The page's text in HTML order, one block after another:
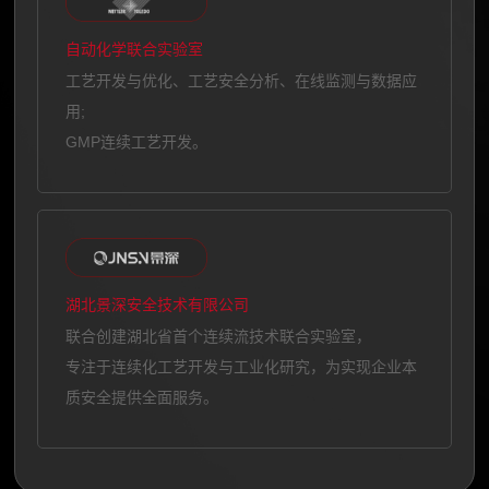
自动化学联合实验室
工艺开发与优化、工艺安全分析、在线监测与数据应
用;
GMP连续工艺开发。
湖北景深安全技术有限公司
联合创建湖北省首个连续流技术联合实验室，
专注于连续化工艺开发与工业化研究，为实现企业本
质安全提供全面服务。